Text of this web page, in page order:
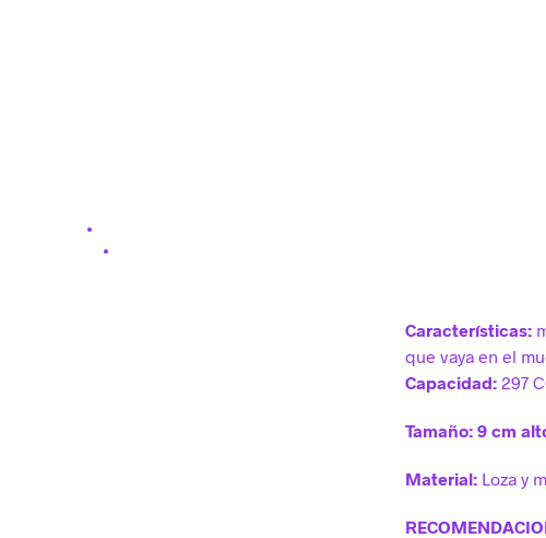
Características:
que vaya en el
Capacidad: 297
Tamaño: 9 cm
Material: Loza y